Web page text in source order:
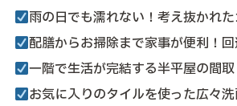
雨の日でも濡れない！考え抜かれ
配膳からお掃除まで家事が便利！
一階で生活が完結する半平屋の間取
お気に入りのタイルを使った広々